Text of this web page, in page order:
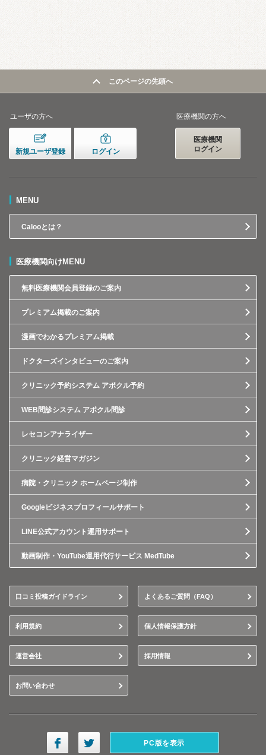
このページの先頭へ
ユーザの方へ
新規ユーザ登録 ログイン
医療機関の方へ
医療機関
ログイン
MENU
Calooとは？
医療機関向けMENU
無料医療機関会員登録のご案内
プレミアム掲載のご案内
漫画でわかるプレミアム掲載
ドクターズインタビューのご案内
クリニック予約システム アポクル予約
WEB問診システム アポクル問診
レセコンアナライザー
クリニック経営マガジン
病院・クリニック ホームページ制作
Googleビジネスプロフィールサポート
LINE公式アカウント運用サポート
動画制作・YouTube運用代行サービス MedTube
口コミ投稿ガイドライン よくあるご質問（FAQ）
利用規約 個人情報保護方針
運営会社 採用情報
お問い合わせ
PC版を表示